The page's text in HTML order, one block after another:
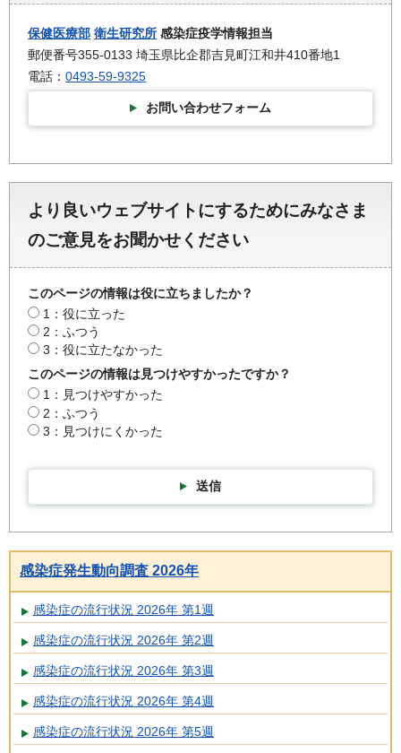
保健医療部 衛生研究所 感染症疫学情報担当
郵便番号355-0133 埼玉県比企郡吉見町江和井410番地1
電話： 0493-59-9325
お問い合わせフォーム
より良いウェブサイトにするためにみなさま
のご意見をお聞かせください
このページの情報は役に立ちましたか？
1：役に立った
2：ふつう
3：役に立たなかった
このページの情報は見つけやすかったですか？
1：見つけやすかった
2：ふつう
3：見つけにくかった
送信
感染症発生動向調査 2026年
感染症の流行状況 2026年 第1週
感染症の流行状況 2026年 第2週
感染症の流行状況 2026年 第3週
感染症の流行状況 2026年 第4週
感染症の流行状況 2026年 第5週